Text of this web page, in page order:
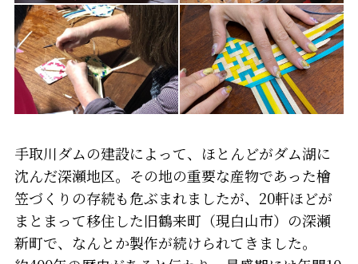
手取川ダムの建設によって、ほとんどがダム湖に
沈んだ深瀬地区。その地の重要な産物であった檜
笠づくりの存続も危ぶまれましたが、20軒ほどが
まとまって移住した旧鶴来町（現白山市）の深瀬
新町で、なんとか製作が続けられてきました。